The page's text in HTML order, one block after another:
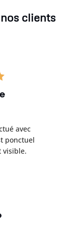
clients
avec
ponctuel
visible.